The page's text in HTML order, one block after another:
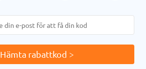
Hämta rabattkod >